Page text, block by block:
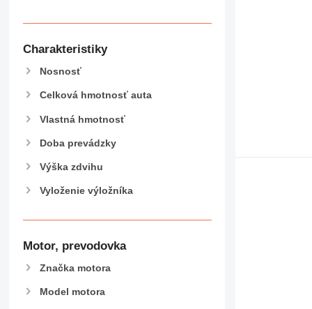
Charakteristiky
Nosnosť
Celková hmotnosť auta
Vlastná hmotnosť
Doba prevádzky
Výška zdvihu
Vyloženie výložníka
Motor, prevodovka
Značka motora
Model motora